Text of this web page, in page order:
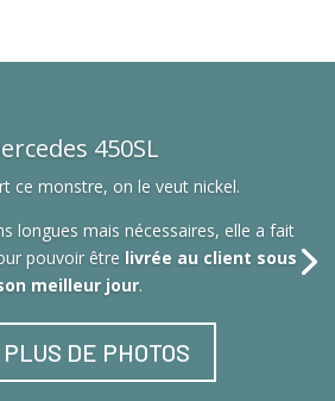
450SL
ce monstre, on le veut nickel.
longues mais nécessaires, elle a fait
pouvoir être livrée au client sous
meilleur jour.
DE PHOTOS